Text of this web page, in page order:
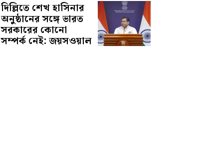
দিল্লিতে শেখ হাসিনার
অনুষ্ঠানের সঙ্গে ভারত
সরকারের কোনো
সম্পর্ক নেই: জয়সওয়াল